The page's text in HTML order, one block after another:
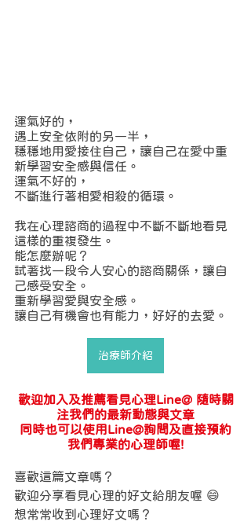
運氣好的，
遇上安全依附的另一半，
穩穩地用愛接住自己，讓自己在愛中重
新學習安全感與信任。
運氣不好的，
不斷進行著相愛相殺的循環。
我在心理諮商的過程中不斷不斷地看見
這樣的重複發生。
能怎麼辦呢？
試著找一段令人安心的諮商關係，讓自
己感受安全。
重新學習愛與安全感。
讓自己有機會也有能力，好好的去愛。
治療師介紹
歡迎加入及推薦看見心理Line@ 隨時關
注我們的最新動態與文章
同時也可以使用Line@詢問及直接預約
我們專業的心理師喔!
喜歡這篇文章嗎？
歡迎分享看見心理的好文給朋友喔 😄
想常常收到心理好文嗎？